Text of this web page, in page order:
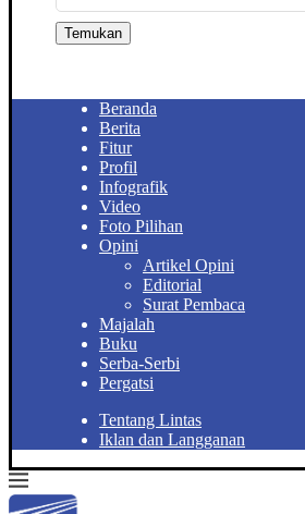
Temukan
Beranda
Berita
Fitur
Profil
Infografik
Video
Foto Pilihan
Opini
Artikel Opini
Editorial
Surat Pembaca
Majalah
Buku
Serba-Serbi
Pergatsi
Tentang Lintas
Iklan dan Langganan